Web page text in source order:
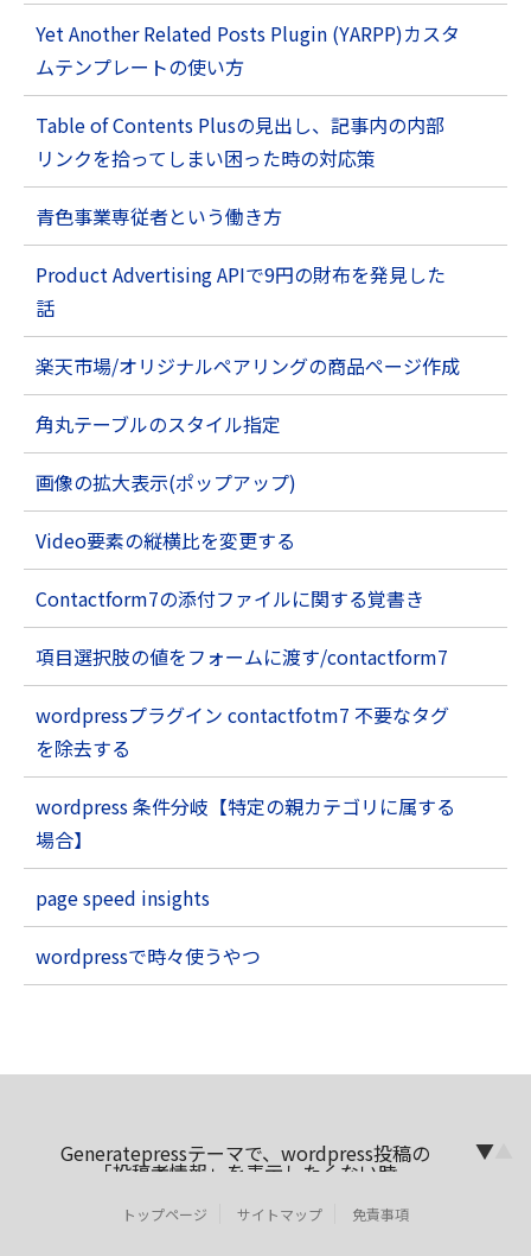
Yet Another Related Posts Plugin (YARPP)カスタ
ムテンプレートの使い方
Table of Contents Plusの見出し、記事内の内部
リンクを拾ってしまい困った時の対応策
青色事業専従者という働き方
Product Advertising APIで9円の財布を発見した
話
楽天市場/オリジナルペアリングの商品ページ作成
角丸テーブルのスタイル指定
画像の拡大表示(ポップアップ)
Video要素の縦横比を変更する
Contactform7の添付ファイルに関する覚書き
項目選択肢の値をフォームに渡す/contactform7
wordpressプラグイン contactfotm7 不要なタグ
を除去する
wordpress 条件分岐【特定の親カテゴリに属する
場合】
page speed insights
wordpressで時々使うやつ
▼
Generatepressテーマで、wordpress投稿の
「投稿者情報」を表示したくない時
カスタムテンプレートの使い方
Table of Contents Plusの見出し、記事内の
トップページ サイトマップ 免責事項